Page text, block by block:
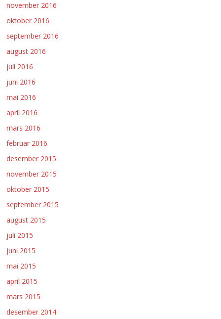
november 2016
oktober 2016
september 2016
august 2016
juli 2016
juni 2016
mai 2016
april 2016
mars 2016
februar 2016
desember 2015
november 2015
oktober 2015
september 2015
august 2015
juli 2015
juni 2015
mai 2015
april 2015
mars 2015
desember 2014